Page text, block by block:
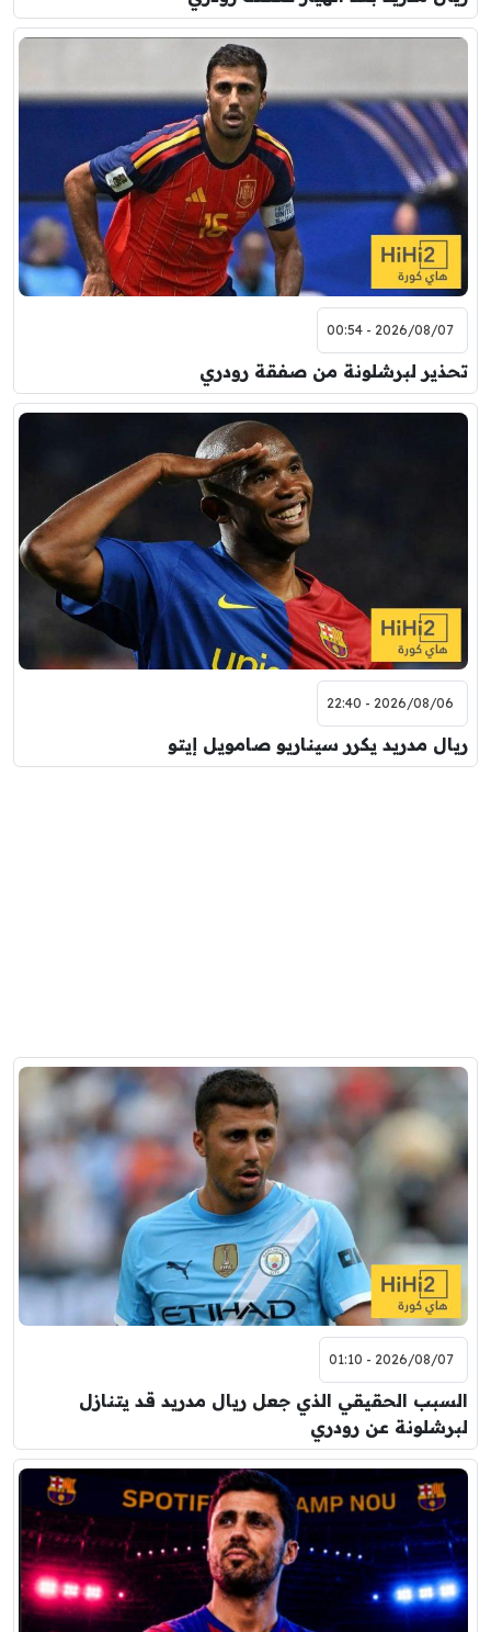
2026/08/07 - 00:54
تحذير لبرشلونة من صفقة رودري
2026/08/06 - 22:40
ريال مدريد يكرر سيناريو صامويل إيتو
2026/08/07 - 01:10
السبب الحقيقي الذي جعل ريال مدريد قد يتنازل
لبرشلونة عن رودري